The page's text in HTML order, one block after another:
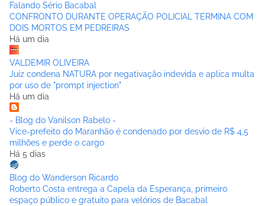
Falando Sério Bacabal
CONFRONTO DURANTE OPERAÇÃO POLICIAL TERMINA COM
DOIS MORTOS EM PEDREIRAS
Há um dia
VALDEMIR OLIVEIRA
Juiz condena NATURA por negativação indevida e aplica multa
por uso de "prompt injection"
Há um dia
- Blog do Vanilson Rabelo -
Vice-prefeito do Maranhão é condenado por desvio de R$ 4,5
milhões e perde o cargo
Há 5 dias
Blog do Wanderson Ricardo
Roberto Costa entrega a Capela da Esperança, primeiro
espaço público e gratuito para velórios de Bacabal